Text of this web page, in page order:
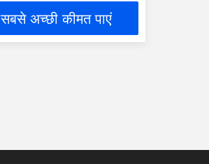
सबसे अच्छी कीमत पाएं